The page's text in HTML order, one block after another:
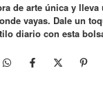
de arte única y lleva
vayas. Dale un
diario con esta